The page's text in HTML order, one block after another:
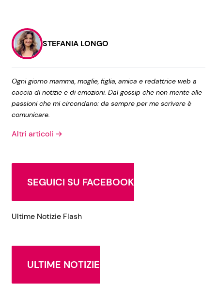
STEFANIA LONGO
Ogni giorno mamma, moglie, figlia, amica e redattrice web a
caccia di notizie e di emozioni. Dal gossip che non mente alle
passioni che mi circondano: da sempre per me scrivere è
comunicare.
Altri articoli →
SEGUICI SU FACEBOOK
Ultime Notizie Flash
ULTIME NOTIZIE